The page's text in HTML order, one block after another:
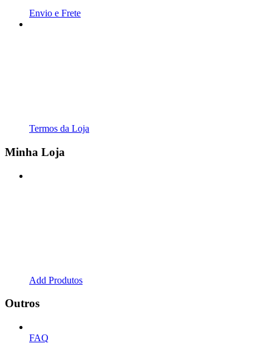
Envio e Frete
Termos da Loja
Minha Loja
Add Produtos
Outros
FAQ